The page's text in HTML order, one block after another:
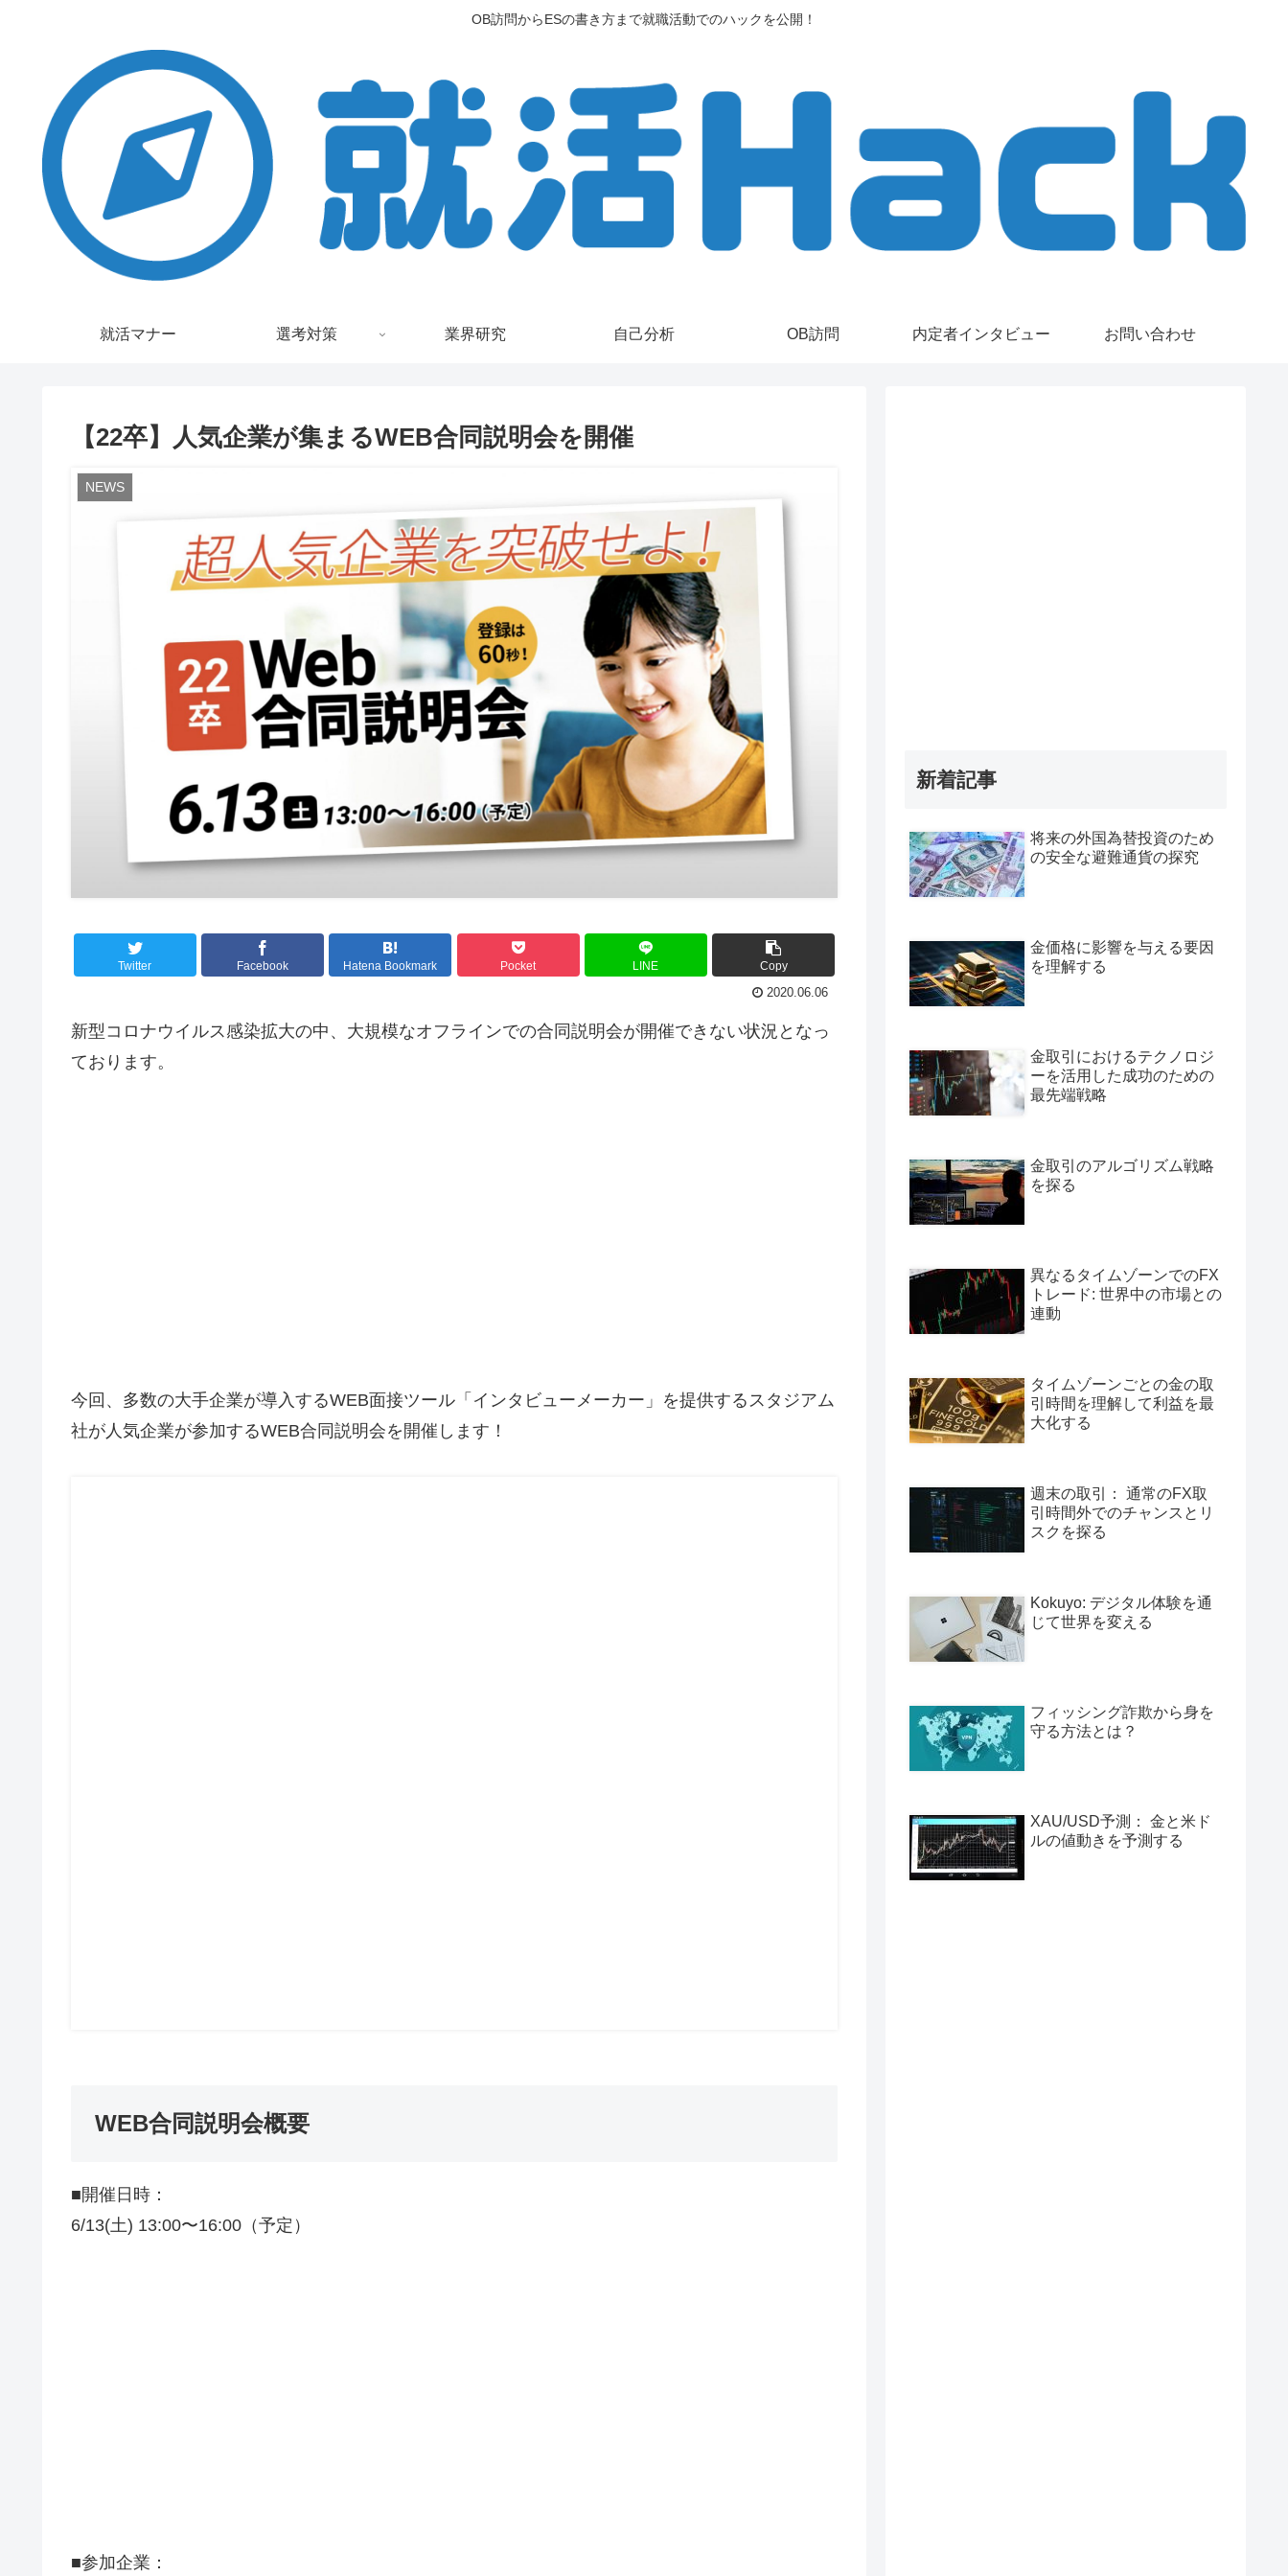
OB訪問からESの書き方まで就職活動でのハックを公開！
就活マナー 選考対策 業界研究 自己分析 OB訪問 内定者インタビュー お問い合わせ
【22卒】人気企業が集まるWEB合同説明会を開催
NEWS
Twitter Facebook Hatena Bookmark Pocket LINE Copy
2020.06.06
新型コロナウイルス感染拡大の中、大規模なオフラインでの合同説明会が開催できない状況となっ
ております。
今回、多数の大手企業が導入するWEB面接ツール「インタビューメーカー」を提供するスタジアム
社が人気企業が参加するWEB合同説明会を開催します！
WEB合同説明会概要
■開催日時：
6/13(土) 13:00〜16:00（予定）
■参加企業：
新着記事
将来の外国為替投資のため
の安全な避難通貨の探究
金価格に影響を与える要因
を理解する
金取引におけるテクノロジ
ーを活用した成功のための
最先端戦略
金取引のアルゴリズム戦略
を探る
異なるタイムゾーンでのFX
トレード: 世界中の市場との
連動
タイムゾーンごとの金の取
引時間を理解して利益を最
大化する
週末の取引： 通常のFX取
引時間外でのチャンスとリ
スクを探る
Kokuyo: デジタル体験を通
じて世界を変える
フィッシング詐欺から身を
守る方法とは？
XAU/USD予測： 金と米ド
ルの値動きを予測する